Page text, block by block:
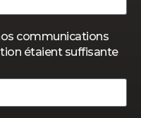
communications
étaient suffisante